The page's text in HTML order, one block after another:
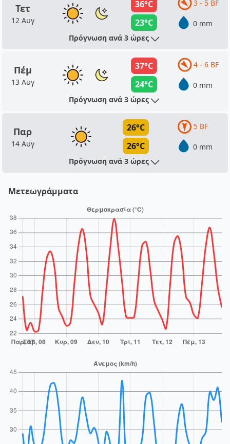
Τετ
12 Αυγ
36°C
23°C
3 - 5 BF
0 mm
Πρόγνωση ανά 3 ώρες
Πέμ
13 Αυγ
37°C
24°C
4 - 6 BF
0 mm
Πρόγνωση ανά 3 ώρες
Παρ
14 Αυγ
26°C
26°C
5 BF
0 mm
Πρόγνωση ανά 3 ώρες
Μετεωγράμματα